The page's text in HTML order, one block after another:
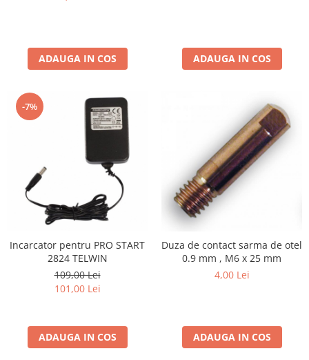
Scarificatoare
Taietoare materiale
Turnuri de lumina
Roabe motorizate
Ventilatoare industriale
Palane si vinciuri
Tehnica diamantata
Masini de carotat
Carote diamantate
Discuri diamantate
Echipamente pentru taiere
ADAUGA IN COS ADAUGA IN COS
-7%
Incarcator pentru PRO START
2824 TELWIN
109,00 Lei
101,00 Lei
ADAUGA IN COS
Duza de contact sarma de otel
0.9 mm , M6 x 25 mm
4,00 Lei
ADAUGA IN COS